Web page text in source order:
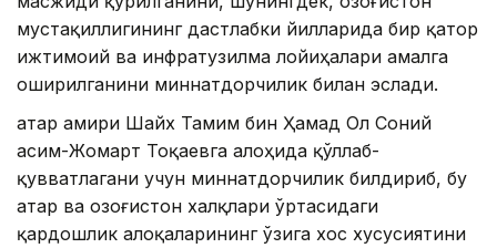
мустақиллигининг дастлабки йилларида бир қатор
ижтимоий ва инфратузилма лойиҳалари амалга
оширилганини миннатдорчилик билан эслади.
Қатар амири Шайх Тамим бин Ҳамад Ол Соний
Қасим-Жомарт Тоқаевга алоҳида қўллаб-
қувватлагани учун миннатдорчилик билдириб, бу
Қатар ва Қозоғистон халқлари ўртасидаги
қардошлик алоқаларининг ўзига хос хусусиятини